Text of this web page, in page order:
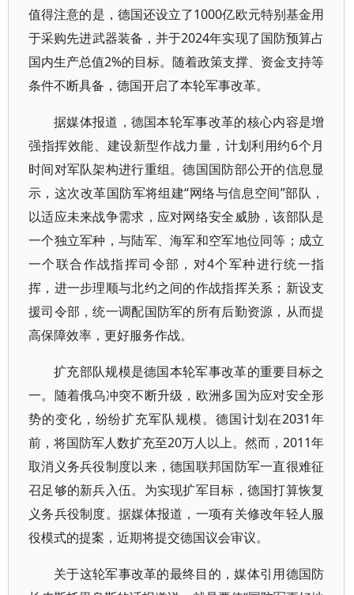
值得注意的是，德国还设立了1000亿欧元特别基金用
于采购先进武器装备，并于2024年实现了国防预算占
国内生产总值2%的目标。随着政策支撑、资金支持等
条件不断具备，德国开启了本轮军事改革。
据媒体报道，德国本轮军事改革的核心内容是增
强指挥效能、建设新型作战力量，计划利用约6个月
时间对军队架构进行重组。德国国防部公开的信息显
示，这次改革国防军将组建“网络与信息空间”部队，
以适应未来战争需求，应对网络安全威胁，该部队是
一个独立军种，与陆军、海军和空军地位同等；成立
一个联合作战指挥司令部，对4个军种进行统一指
挥，进一步理顺与北约之间的作战指挥关系；新设支
援司令部，统一调配国防军的所有后勤资源，从而提
高保障效率，更好服务作战。
扩充部队规模是德国本轮军事改革的重要目标之
一。随着俄乌冲突不断升级，欧洲多国为应对安全形
势的变化，纷纷扩充军队规模。德国计划在2031年
前，将国防军人数扩充至20万人以上。然而，2011年
取消义务兵役制度以来，德国联邦国防军一直很难征
召足够的新兵入伍。为实现扩军目标，德国打算恢复
义务兵役制度。据媒体报道，一项有关修改年轻人服
役模式的提案，近期将提交德国议会审议。
关于这轮军事改革的最终目的，媒体引用德国防